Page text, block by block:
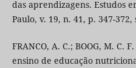
das aprendizagens. Estudos
Paulo, v. 19, n. 41, p. 347-372,
FRANCO, A. C.; BOOG, M. C.
ensino de educação